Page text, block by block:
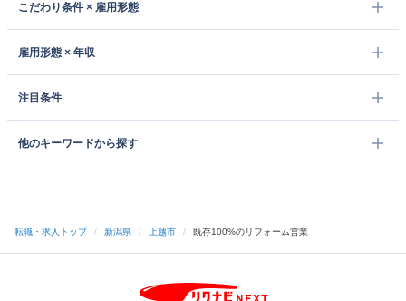
こだわり条件 × 雇用形態
雇用形態 × 年収
注目条件
他のキーワードから探す
転職・求人トップ / 新潟県 / 上越市 / 既存100%のリフォーム営業